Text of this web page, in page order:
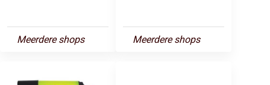
Meerdere shops Meerdere shops